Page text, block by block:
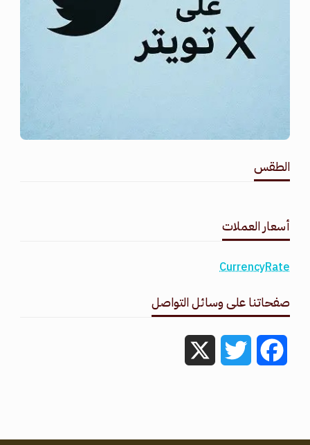
الطقس
أسعار العملات
CurrencyRate
صفحاتنا على وسائل التواصل
Facebook
Twitter